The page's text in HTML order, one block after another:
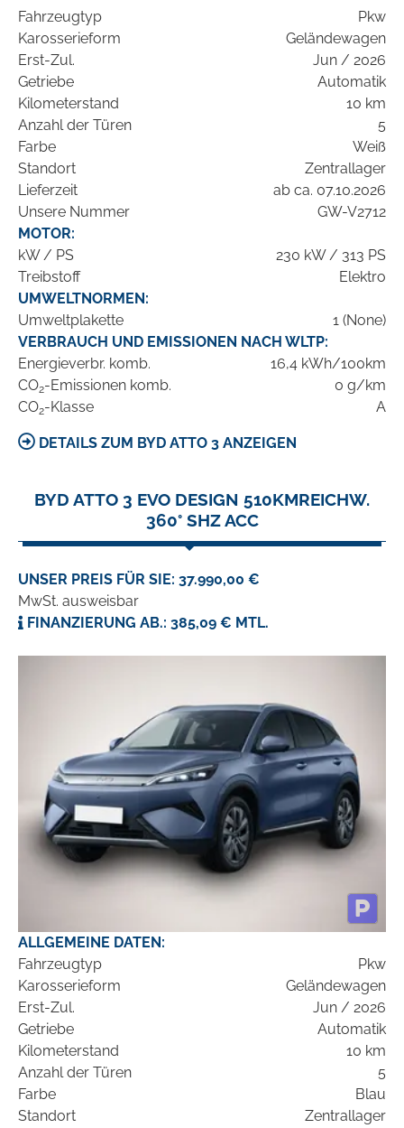
Fahrzeugtyp
Pkw
Karosserieform
Geländewagen
Erst-Zul.
Jun / 2026
Getriebe
Automatik
Kilometerstand
10 km
Anzahl der Türen
5
Farbe
Weiß
Standort
Zentrallager
Lieferzeit
ab ca. 07.10.2026
Unsere Nummer
GW-V2712
MOTOR:
kW / PS
230 kW / 313 PS
Treibstoff
Elektro
UMWELTNORMEN:
Umweltplakette
1 (None)
VERBRAUCH UND EMISSIONEN NACH WLTP:
Energieverbr. komb.
16,4 kWh/100km
CO2-Emissionen komb.
0 g/km
CO2-Klasse A
DETAILS ZUM BYD ATTO 3 ANZEIGEN
BYD ATTO 3 EVO DESIGN 510KMREICHW.
360° SHZ ACC
UNSER PREIS FÜR SIE: 37.990,00 €
MwSt. ausweisbar
FINANZIERUNG AB.: 385,09 € MTL.
ALLGEMEINE DATEN:
Fahrzeugtyp
Pkw
Karosserieform
Geländewagen
Erst-Zul.
Jun / 2026
Getriebe
Automatik
Kilometerstand
10 km
Anzahl der Türen
5
Farbe
Blau
Standort
Zentrallager